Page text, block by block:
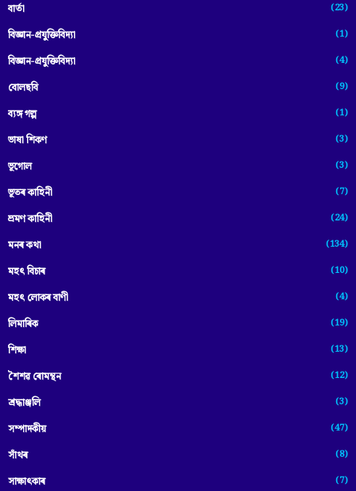
বাৰ্তা (23)
বিজ্ঞান-প্রযুক্তিবিদ্যা (1)
বিজ্ঞান-প্ৰযুক্তিবিদ্যা (4)
বোলছবি (9)
ব্যঙ্গ গল্প (1)
ভাষা শিকণ (3)
ভূগোল (3)
ভূতৰ কাহিনী (7)
ভ্ৰমণ কাহিনী (24)
মনৰ কথা (134)
মহৎ বিচাৰ (10)
মহৎ লোকৰ বাণী (4)
লিমাৰিক (19)
শিক্ষা (13)
শৈশৱ ৰোমন্থন (12)
শ্ৰদ্ধাঞ্জলি (3)
সম্পাদকীয় (47)
সাঁথৰ (8)
সাক্ষাৎকাৰ (7)